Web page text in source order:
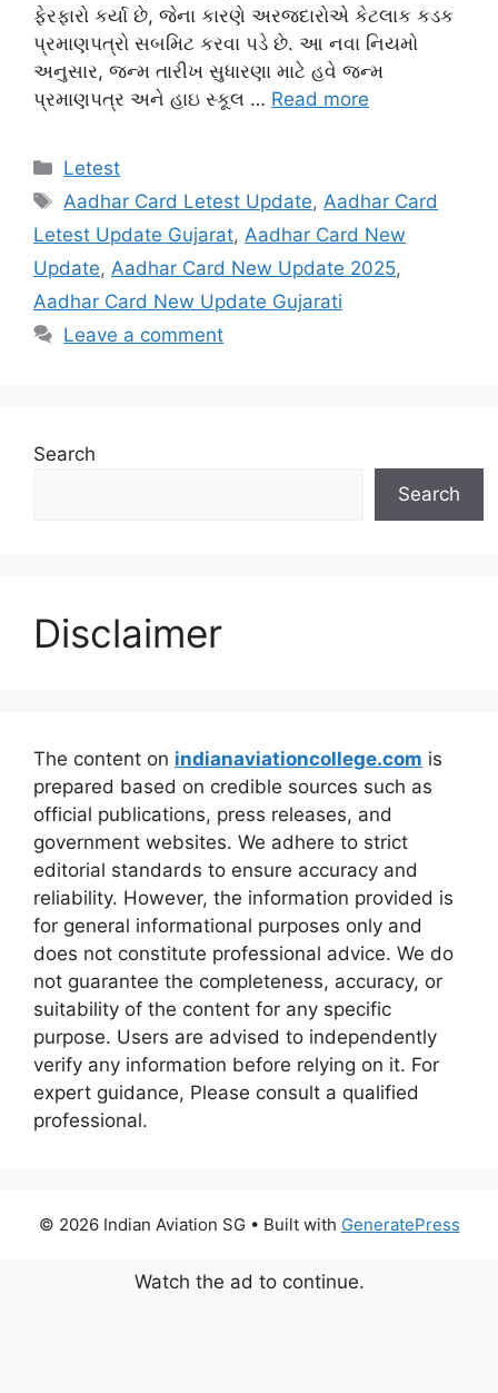
ફેરફારો કર્યા છે, જેના કારણે અરજદારોએ કેટલાક કડક
પ્રમાણપત્રો સબમિટ કરવા પડે છે. આ નવા નિયમો
અનુસાર, જન્મ તારીખ સુધારણા માટે હવે જન્મ
પ્રમાણપત્ર અને હાઇ સ્કૂલ … Read more
Categories
Letest
Tags
Aadhar Card Letest Update, Aadhar Card
Letest Update Gujarat, Aadhar Card New
Update, Aadhar Card New Update 2025,
Aadhar Card New Update Gujarati
Leave a comment
Search
Search
Disclaimer
The content on indianaviationcollege.com is
prepared based on credible sources such as
official publications, press releases, and
government websites. We adhere to strict
editorial standards to ensure accuracy and
reliability. However, the information provided is
for general informational purposes only and
does not constitute professional advice. We do
not guarantee the completeness, accuracy, or
suitability of the content for any specific
purpose. Users are advised to independently
verify any information before relying on it. For
expert guidance, Please consult a qualified
professional.
© 2026 Indian Aviation SG• Built with GeneratePress
Watch the ad to continue.